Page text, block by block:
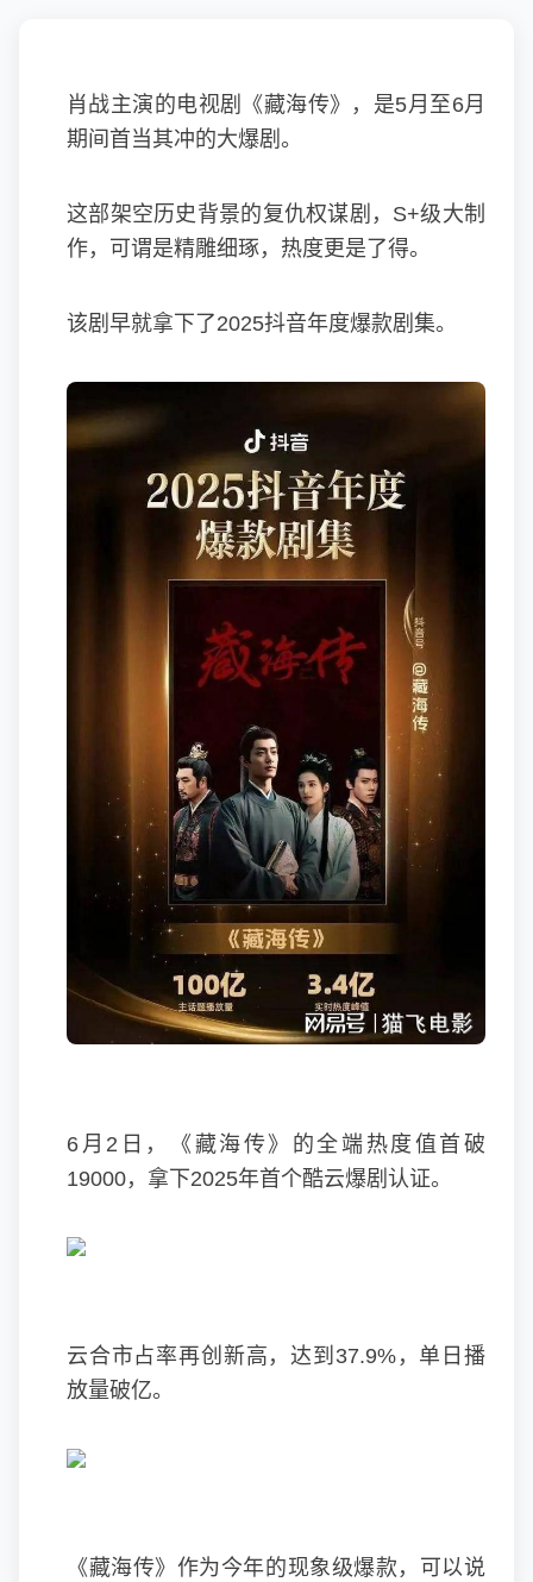
肖战主演的电视剧《藏海传》，是5月至6月
期间首当其冲的大爆剧。
这部架空历史背景的复仇权谋剧，S+级大制
作，可谓是精雕细琢，热度更是了得。
该剧早就拿下了2025抖音年度爆款剧集。
6月2日，《藏海传》的全端热度值首破
19000，拿下2025年首个酷云爆剧认证。
云合市占率再创新高，达到37.9%，单日播
放量破亿。
《藏海传》作为今年的现象级爆款，可以说